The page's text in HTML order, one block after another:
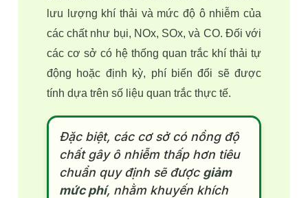
lưu lượng khí thải và mức độ ô nhiễm của
các chất như bụi, NOx, SOx, và CO. Đối với
các cơ sở có hệ thống quan trắc khí thải tự
động hoặc định kỳ, phí biến đổi sẽ được
tính dựa trên số liệu quan trắc thực tế.
Đặc biệt, các cơ sở có nồng độ
chất gây ô nhiễm thấp hơn tiêu
chuẩn quy định sẽ được giảm
mức phí, nhằm khuyến khích